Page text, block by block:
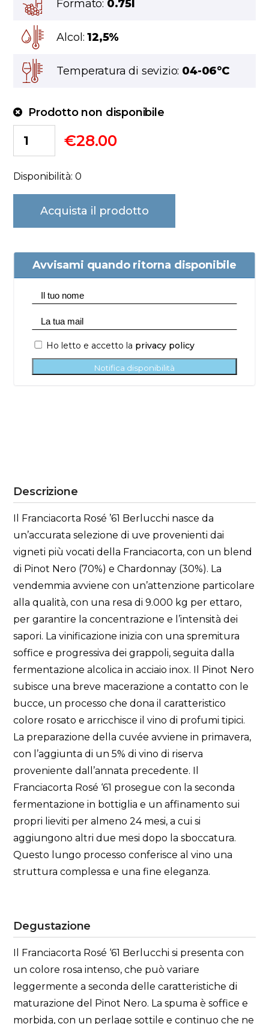
Formato: 0.75l
Alcol:12,5%
Temperatura di sevizio: 04-06°C
Prodotto non disponibile
€28.00
Disponibilità: 0
Acquista il prodotto
Avvisami quando ritorna disponibile
Ho letto e accetto la privacy policy
Notifica disponibilità
Descrizione
Il Franciacorta Rosé ’61 Berlucchi nasce da
un’accurata selezione di uve provenienti dai
vigneti più vocati della Franciacorta, con un blend
di Pinot Nero (70%) e Chardonnay (30%). La
vendemmia avviene con un’attenzione particolare
alla qualità, con una resa di 9.000 kg per ettaro,
per garantire la concentrazione e l’intensità dei
sapori. La vinificazione inizia con una spremitura
soffice e progressiva dei grappoli, seguita dalla
fermentazione alcolica in acciaio inox. Il Pinot Nero
subisce una breve macerazione a contatto con le
bucce, un processo che dona il caratteristico
colore rosato e arricchisce il vino di profumi tipici.
La preparazione della cuvée avviene in primavera,
con l’aggiunta di un 5% di vino di riserva
proveniente dall’annata precedente. Il
Franciacorta Rosé ‘61 prosegue con la seconda
fermentazione in bottiglia e un affinamento sui
propri lieviti per almeno 24 mesi, a cui si
aggiungono altri due mesi dopo la sboccatura.
Questo lungo processo conferisce al vino una
struttura complessa e una fine eleganza.
Degustazione
Il Franciacorta Rosé ‘61 Berlucchi si presenta con
un colore rosa intenso, che può variare
leggermente a seconda delle caratteristiche di
maturazione del Pinot Nero. La spuma è soffice e
morbida, con un perlage sottile e continuo che ne